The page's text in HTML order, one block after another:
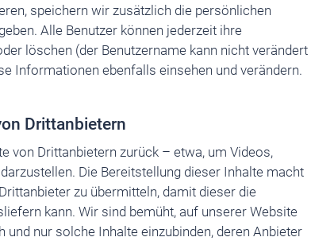
speichern wir zusätzlich die persönlichen
Alle Benutzer können jederzeit ihre
löschen (der Benutzername kann nicht verändert
Informationen ebenfalls einsehen und verändern.
Drittanbietern
von Drittanbietern zurück – etwa, um Videos,
Die Bereitstellung dieser Inhalte macht
zu übermitteln, damit dieser die
kann. Wir sind bemüht, auf unserer Website
nur solche Inhalte einzubinden, deren Anbieter